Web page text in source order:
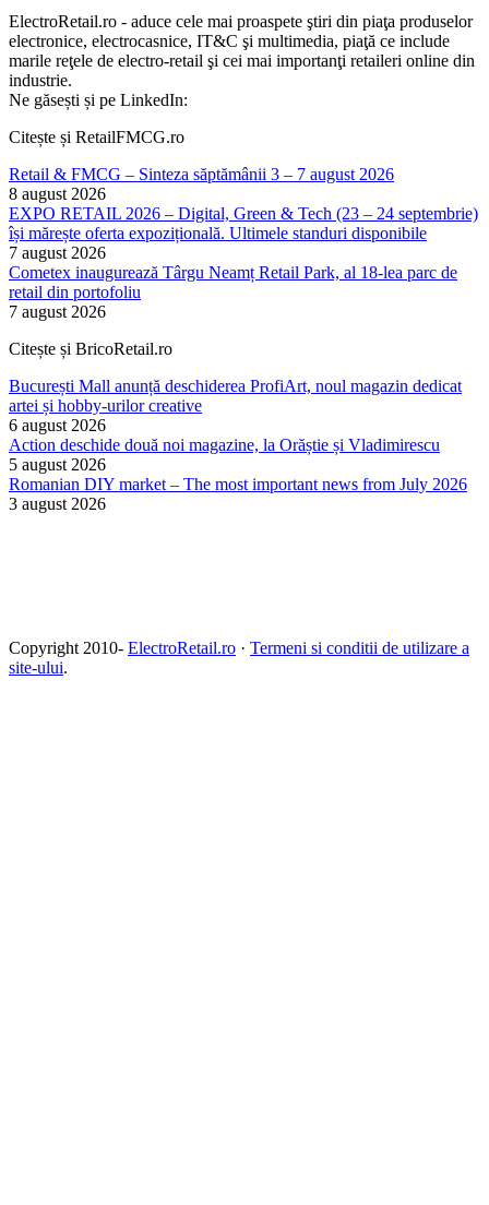
ElectroRetail.ro - aduce cele mai proaspete ştiri din piaţa produselor
electronice, electrocasnice, IT&C şi multimedia, piaţă ce include
marile reţele de electro-retail şi cei mai importanţi retaileri online din
industrie.
Ne găsești și pe LinkedIn:
Citește și RetailFMCG.ro
Retail & FMCG – Sinteza săptămânii 3 – 7 august 2026
8 august 2026
EXPO RETAIL 2026 – Digital, Green & Tech (23 – 24 septembrie)
își mărește oferta expozițională. Ultimele standuri disponibile
7 august 2026
Cometex inaugurează Târgu Neamț Retail Park, al 18-lea parc de
retail din portofoliu
7 august 2026
Citește și BricoRetail.ro
București Mall anunță deschiderea ProfiArt, noul magazin dedicat
artei și hobby-urilor creative
6 august 2026
Action deschide două noi magazine, la Orăștie și Vladimirescu
5 august 2026
Romanian DIY market – The most important news from July 2026
3 august 2026
Copyright 2010- ElectroRetail.ro · Termeni si conditii de utilizare a
site-ului.